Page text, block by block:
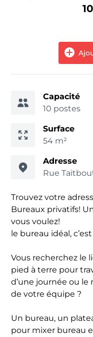
Capacité
10 postes
Surface
54 m²
Adresse
Rue
Trouvez votre
Bureaux privatifs!
vous voulez!
le bureau idéal,
Vous recherchez le
pied à terre pour
d’une journée ou le
de votre équipe ?
Un bureau, un
pour mixer bureau